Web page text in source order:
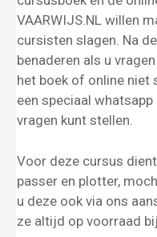
VAARWIJS.NL willen
cursisten slagen. Na
benaderen als u
het boek of online niet
een speciaal
vragen kunt stellen.
Voor deze cursus
passer en plotter,
u deze ook via ons
ze altijd op voorraad